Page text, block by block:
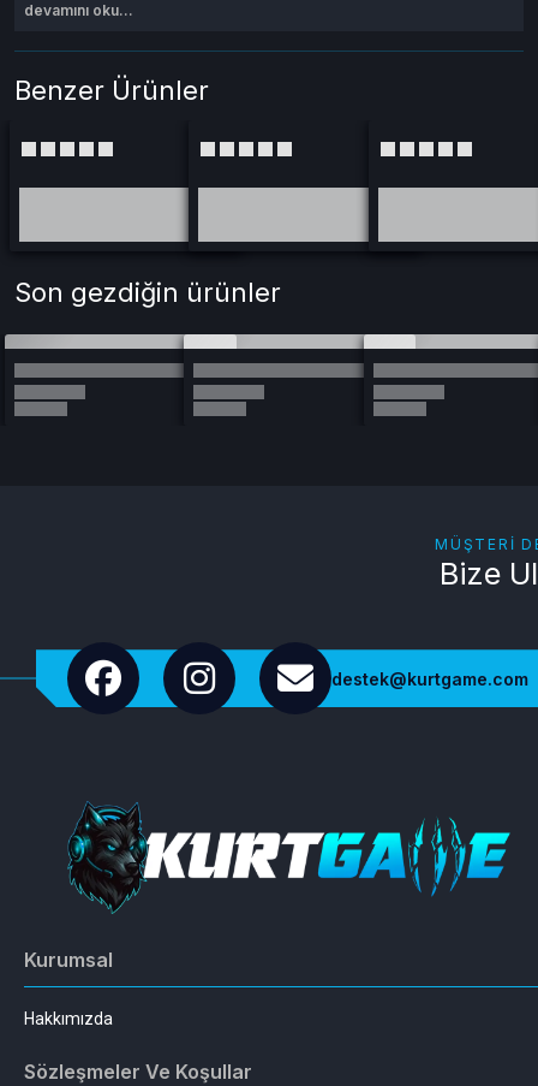
devamını oku...
Benzer Ürünler
Son gezdiğin ürünler
MÜŞTERI
Bize
destek@kurtgame.com
Kurumsal
Hakkımızda
Sözleşmeler Ve Koşullar